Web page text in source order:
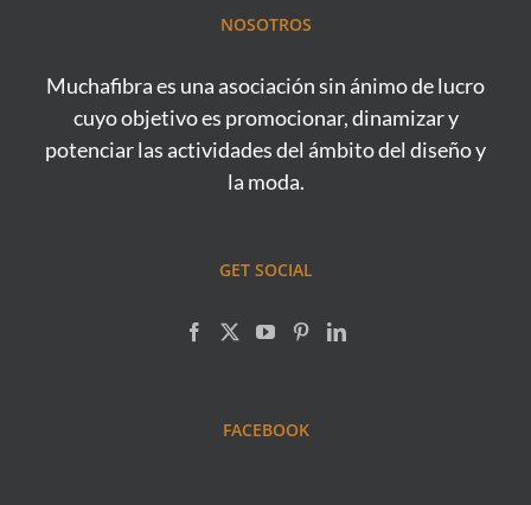
NOSOTROS
Muchafibra es una asociación sin ánimo de lucro
cuyo objetivo es promocionar, dinamizar y
potenciar las actividades del ámbito del diseño y
la moda.
GET SOCIAL
FACEBOOK